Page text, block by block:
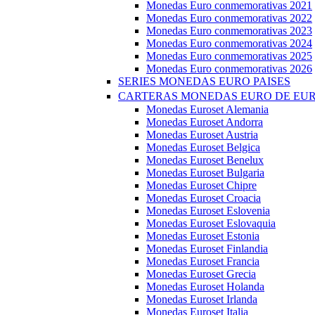
Monedas Euro conmemorativas 2021
Monedas Euro conmemorativas 2022
Monedas Euro conmemorativas 2023
Monedas Euro conmemorativas 2024
Monedas Euro conmemorativas 2025
Monedas Euro conmemorativas 2026
SERIES MONEDAS EURO PAISES
CARTERAS MONEDAS EURO DE
Monedas Euroset Alemania
Monedas Euroset Andorra
Monedas Euroset Austria
Monedas Euroset Belgica
Monedas Euroset Benelux
Monedas Euroset Bulgaria
Monedas Euroset Chipre
Monedas Euroset Croacia
Monedas Euroset Eslovenia
Monedas Euroset Eslovaquia
Monedas Euroset Estonia
Monedas Euroset Finlandia
Monedas Euroset Francia
Monedas Euroset Grecia
Monedas Euroset Holanda
Monedas Euroset Irlanda
Monedas Euroset Italia